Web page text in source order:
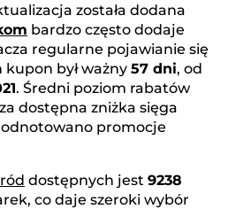
została dodana
bardzo często dodaje
regularne pojawianie się
był ważny 57 dni, od
. Średni poziom rabatów
dostępna zniżka sięga
promocje
dostępnych jest 9238
co daje szeroki wybór